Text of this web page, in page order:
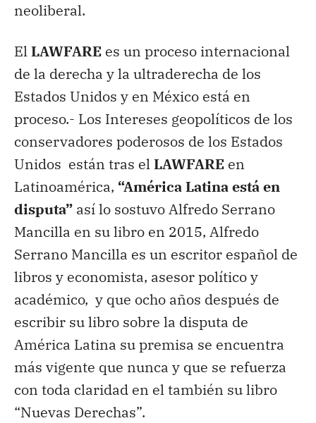
neoliberal.
ElLAWFARE es un proceso internacional
de la derecha y la ultraderecha de los
Estados Unidos y en México está en
proceso.- Los Intereses geopolíticos de los
conservadores poderosos de los Estados
Unidos están tras elLAWFARE en
Latinoamérica, “América Latina está en
disputa” así lo sostuvo Alfredo Serrano
Mancilla en su libro en 2015, Alfredo
Serrano Mancilla es un escritor español de
libros y economista, asesor político y
académico, y que ocho años después de
escribir su libro sobre la disputa de
América Latina su premisa se encuentra
más vigente que nunca y que se refuerza
con toda claridad en el también su libro
“Nuevas Derechas”.